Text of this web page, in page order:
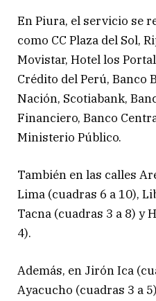
En Piura, el servicio se
como CC Plaza del Sol,
Movistar, Hotel los
Crédito del Perú, Banco
Nación, Scotiabank,
Financiero, Banco
Ministerio Público.
También en las calles
Lima (cuadras 6 a 10),
Tacna (cuadras 3 a 8) y
4).
Además, en Jirón Ica
Ayacucho (cuadras 3 a